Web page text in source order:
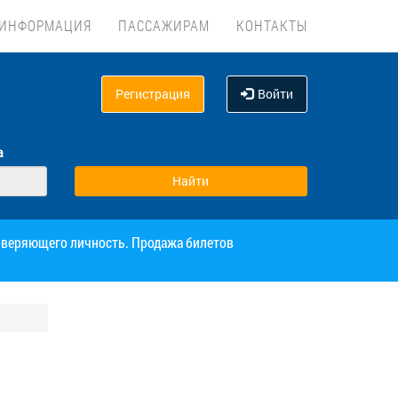
ПАССАЖИРАМ КОНТАКТЫ
Регистрация Войти
личность. Продажа билетов